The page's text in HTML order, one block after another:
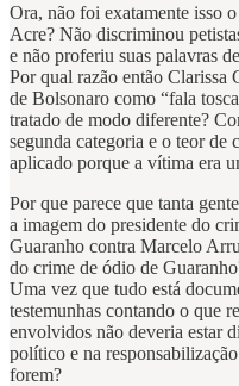
Ora, não foi exatamente isso
Acre? Não discriminou
e não proferiu suas palavras
Por qual razão então Clarissa
de Bolsonaro como “fala
tratado de modo diferente?
segunda categoria e o teor de
aplicado porque a vítima era
Por que parece que tanta
a imagem do presidente do
Guaranho contra Marcelo
do crime de ódio de
Uma vez que tudo está
testemunhas contando o que
envolvidos não deveria estar
político e na
forem?